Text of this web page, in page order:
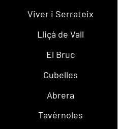
Viver i Serrateix
Lliçà de Vall
El Bruc
Cubelles
Abrera
Tavèrnoles